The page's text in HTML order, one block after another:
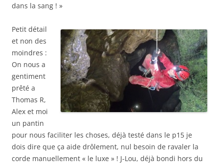
dans la sang ! »
Petit détail
et non des
moindres :
On nous a
gentiment
prêté a
Thomas R,
Alex et moi
un pantin
pour nous faciliter les choses, déjà testé dans le p15 je
dois dire que ça aide drôlement, nul besoin de ravaler la
corde manuellement « le luxe » ! J-Lou, déjà bondi hors du